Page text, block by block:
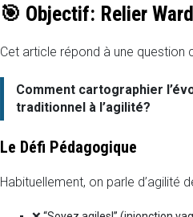
🎯 Objectif: Relier
Cet article répond à une question
Comment cartographier
traditionnel à l’agilité?
Le Défi Pédagogique
Habituellement, on parle d’agilité